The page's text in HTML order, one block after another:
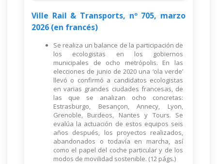
Ville Rail & Transports, nº 705, marzo
2026 (en francés)
Se realiza un balance de la participación de
los ecologistas en los gobiernos
municipales de ocho metrópolis. En las
elecciones de junio de 2020 una ‘ola verde’
llevó o confirmó a candidatos ecologistas
en varias grandes ciudades francesas, de
las que se analizan ocho concretas:
Estrasburgo, Besançon, Annecy, Lyon,
Grenoble, Burdeos, Nantes y Tours. Se
evalúa la actuación de estos equipos seis
años después, los proyectos realizados,
abandonados o todavía en marcha, así
como el papel del coche particular y de los
modos de movilidad sostenible. (12 págs.)